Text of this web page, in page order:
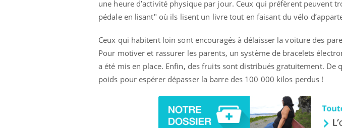
une heure d’activité physique par jour. Ceux qui préfèrent peuvent
pédale en lisant" où ils lisent un livre tout en faisant du vélo
Ceux qui habitent loin sont encouragés à délaisser la voiture des
Pour motiver et rassurer les parents, un système de bracelets
a été mis en place. Enfin, des fruits sont distribués gratuitement. De
poids pour espérer dépasser la barre des 100 000 kilos perdus !